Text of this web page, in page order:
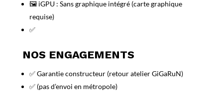
🖼️ iGPU : Sans graphique intégré (carte graphique
requise)
✅
NOS ENGAGEMENTS
✅ Garantie constructeur (retour atelier GiGaRuN)
✅ (pas d’envoi en métropole)